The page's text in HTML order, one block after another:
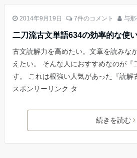
2014年9月19日
7件のコメント 与那
二刀流古文単語634の効率的な使
古文読解力を高めたい。文章を読みな
えたい。 そんな人におすすめなのが
す。 これは根強い人気があった『読解
スポンサーリンク タ
続きを読む